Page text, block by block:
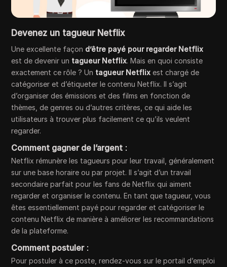
Devenez un tagueur Netflix
Une excellente façon d’être payé pour regarder Netflix
est de devenir un tagueur Netflix. Mais en quoi consiste
exactement ce rôle ? Un tagueur Netflix est chargé de
catégoriser et d’étiqueter le contenu Netflix. Il s’agit
d’organiser des émissions et des films en fonction de
thèmes, de genres ou d’autres critères, ce qui aide les
utilisateurs à trouver plus facilement ce qu’ils veulent
regarder.
Comment gagner de l’argent :
Netflix rémunère les tagueurs pour leur travail, généralement
sur une base horaire ou par projet. Il s’agit d’un travail
secondaire parfait pour les fans de Netflix qui aiment
regarder et organiser le contenu. En tant que tagueur, vous
êtes essentiellement payé pour regarder et catégoriser le
contenu Netflix de manière à améliorer les recommandations
de la plateforme.
Comment postuler:
Pour postuler à ce poste, rendez-vous sur le portail d’emploi